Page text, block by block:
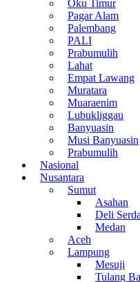
Oku Timur
Pagar Alam
Palembang
PALI
Prabumulih
Lahat
Empat Lawang
Muratara
Muaraenim
Lubukliggau
Banyuasin
Musi Banyuasin
Prabumulih
Nasional
Nusantara
Sumut
Asahan
Deli
Medan
Aceh
Lampung
Mesuji
Tulang